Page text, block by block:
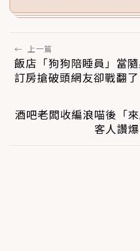
← 上一篇
飯店「狗狗陪睡員」當
訂房搶破頭網友卻戰翻了
酒吧老闆收編浪喵後「
客人讚